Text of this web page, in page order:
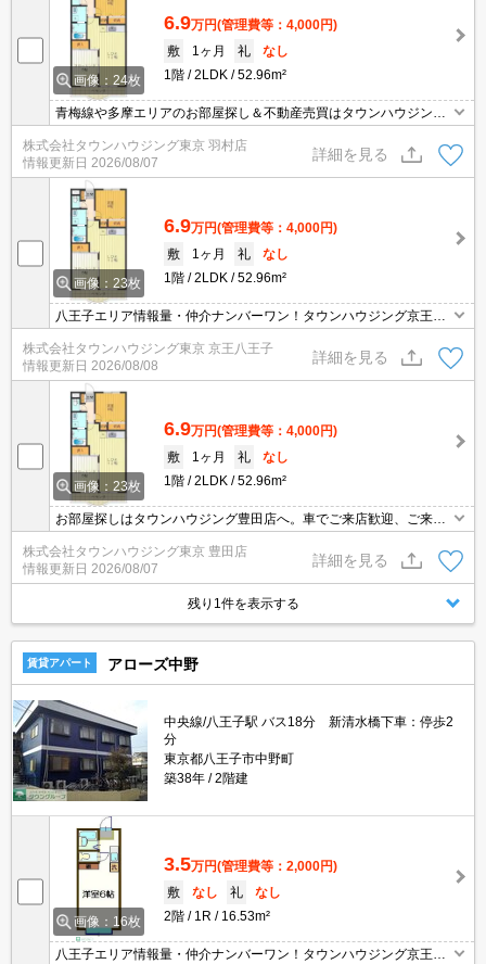
画像：24枚
6.9万円(管理費等：4,000円)
敷
1ヶ月 礼
なし
1階
2LDK 52.96m²
青梅線や多摩エリアのお部屋探し＆不動産売買はタウンハウジング
羽村店にお任せを！ご来店時無料駐車場ご用意あります！
株式会社タウンハウジング東京 羽村店
情報更新日 2026/08/07
詳細を見る
画像：23枚
6.9万円(管理費等：4,000円)
敷
1ヶ月 礼
なし
1階
2LDK 52.96m²
八王子エリア情報量・仲介ナンバーワン！タウンハウジング京王八
王子店です!お客様用駐車場もございますので車でのご来店も大歓迎
です！
株式会社タウンハウジング東京 京王八王子
情報更新日 2026/08/08
詳細を見る
画像：23枚
6.9万円(管理費等：4,000円)
敷
1ヶ月 礼
なし
1階
2LDK 52.96m²
お部屋探しはタウンハウジング豊田店へ。車でご来店歓迎、ご来店
用お客様駐車場あり！
株式会社タウンハウジング東京 豊田店
情報更新日 2026/08/07
詳細を見る
残り1件を表示する
賃貸アパート アローズ中野
中央線/八王子駅 バス18分 新清水橋下車：停歩2
分
東京都八王子市中野町
築38年
2階建
画像：16枚
3.5万円(管理費等：2,000円)
敷
なし 礼
なし
2階
1R 16.53m²
八王子エリア情報量・仲介ナンバーワン！タウンハウジング京王八